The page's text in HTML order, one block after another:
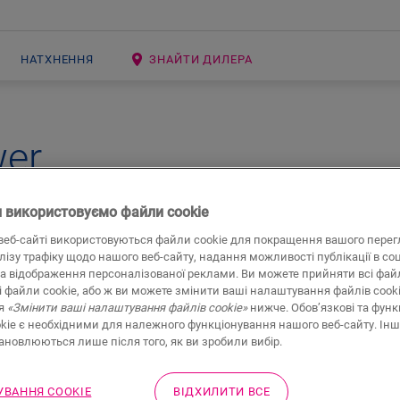
НАТХНЕННЯ ЗНАЙТИ ДИЛЕРА
підлога Quick-Step у
у вашому домі, перш ніж прийняти остаточне
тепер ви можете заздалегідь дізнатися, як
файли cookie
сайті використовуються файли cookie для покращення вашого
трафіку щодо нашого веб-сайту, надання можливості публікації в
відображення персоналізованої реклами. Ви можете прийняти всі
файли cookie, або ж ви можете змінити ваші налаштування файлів
«Змінити ваші налаштування файлів cookie»нижче. Обов’язкові та
є необхідними для належного функціонування нашого веб-сайту.
лише після того, як ви зробили вибір.
COOKIE ВІДХИЛИТИ ВСЕ